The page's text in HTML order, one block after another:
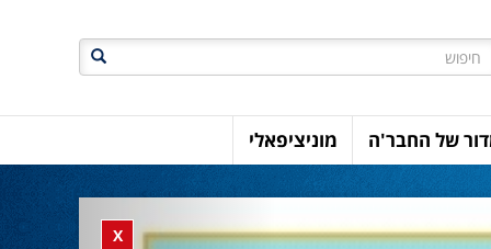
חיפוש
של החבר'ה מוניציפאלי
Close banner
X